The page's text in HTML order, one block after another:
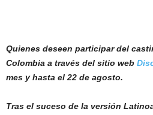
Quienes deseen participar del
Colombia a través del sitio web
mes y hasta el 22 de agosto.
Tras el suceso de la versión